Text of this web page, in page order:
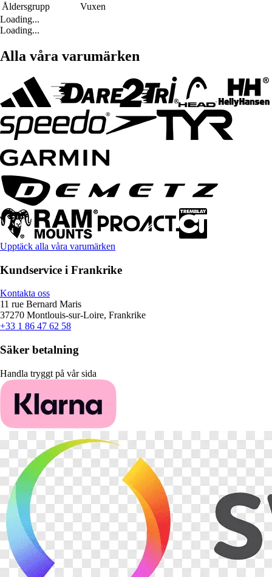
Åldersgrupp
Vuxen
Loading...
Loading...
Alla våra varumärken
Upptäck alla våra varumärken
Kundservice i Frankrike
Kontakta oss
11 rue Bernard Maris
37270 Montlouis-sur-Loire, Frankrike
+33 1 86 47 62 58
Säker betalning
Handla tryggt på vår sida